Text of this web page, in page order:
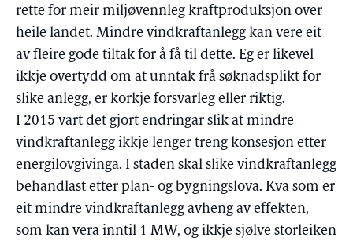
rette for meir miljøvennleg kraftproduksjon over
heile landet. Mindre vindkraftanlegg kan vere eit
av fleire gode tiltak for å få til dette. Eg er likevel
ikkje overtydd om at unntak frå søknadsplikt for
slike anlegg, er korkje forsvarleg eller riktig.
I 2015 vart det gjort endringar slik at mindre
vindkraftanlegg ikkje lenger treng konsesjon etter
energilovgivinga. I staden skal slike vindkraftanlegg
behandlast etter plan- og bygningslova. Kva som er
eit mindre vindkraftanlegg avheng av effekten,
som kan vera inntil 1 MW, og ikkje sjølve storleiken